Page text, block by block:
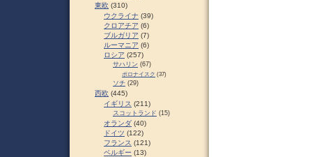
東欧 (310)
ウクライナ (39)
クロアチア (6)
ブルガリア (7)
ルーマニア (6)
ロシア (257)
サハリン (67)
ポロナイスク (37)
ソチ (29)
西欧 (445)
イギリス (211)
スコットランド (15)
オランダ (40)
ドイツ (122)
フランス (121)
ベルギー (13)